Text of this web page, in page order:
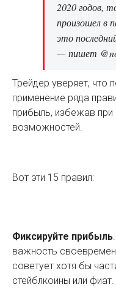
2020 годов,
произошел в
это
— пишет
Трейдер уверяет, что
применение ряда
прибыль, избежав
возможностей.
Вот эти 15 правил:
Фиксируйте прибыль
важность
советует хотя бы
стейблкоины или фиат.